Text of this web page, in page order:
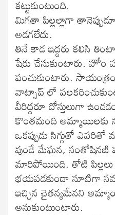
కట్టుకుంటుంది.
మిగతా పిల్లల్లాగా
అడగలేదు.
తినే కాడ ఇద్దరు కలిసి
షేరు చేసుకుంటారు. హోం
పంచుకుంటారు.
వాట్సాప్ లో
వీరిద్దరూ దోస్తులుగా
కొంతమంది అమ్మాయిలకు
ఒకప్పుడు సిగ్గుతో
వుండే మేఘన,
మారిపోయింది. తోటి పిల్లలు
భయపడకుండా సూటిగా
ఇచ్చిన చైతన్యమేనని
అనుకుంటుంటారు.